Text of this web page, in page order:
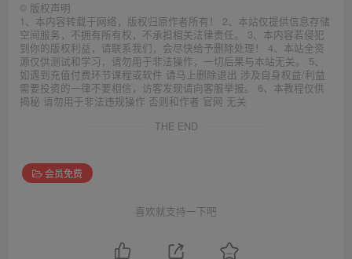
© 版权声明
1、本内容转载于网络，版权归原作者所有！ 2、本站仅提供信息存储
空间服务，不拥有所有权，不承担相关法律责任。 3、本内容若侵犯
到你的版权利益，请联系我们，会尽快给予删除处理！ 4、本站全资
源仅供测试和学习，请勿用于非法操作，一切后果与本站无关。 5、
如遇到充值付费环节课程或软件 请马上删除退出 涉及自身权益/利益
需要投资的一律不要相信，访客发现请向客服举报。 6、本教程仅供
揭秘 请勿用于非法违规操作 否则和作者 官网 无关
THE END
会员免费
喜欢就支持一下吧